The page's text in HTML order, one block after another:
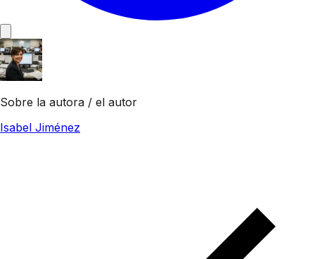
Sobre la autora / el autor
Isabel Jiménez